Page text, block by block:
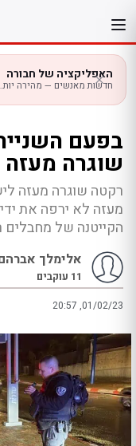
לתוכן
האפליקציה של חבורה
חדשות
בפעם
שוגרה מעזה
רקטה שוגרה מעזה
מעזה לא ירפה את
הקייטנה של מחבלים
אלימלך
11 עוקבים
20:57 ,01/02/23